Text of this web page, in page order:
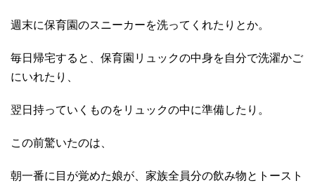
週末に保育園のスニーカーを洗ってくれたりとか。
毎日帰宅すると、保育園リュックの中身を自分で洗濯かご
にいれたり、
翌日持っていくものをリュックの中に準備したり。
この前驚いたのは、
朝一番に目が覚めた娘が、家族全員分の飲み物とトースト